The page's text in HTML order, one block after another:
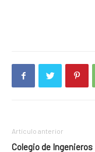
Artículo anterior
Colegio de Ingenieros